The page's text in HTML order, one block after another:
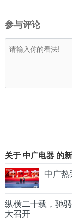
参与评论
关于 中广电器 的
中广
纵横二十载，驰
大召开